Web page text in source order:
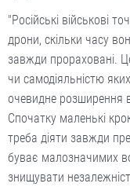
"Російські військові
дрони, скільки часу
завжди прораховані.
чи самодіяльністю
очевидне розширення
Спочатку маленькі
треба діяти завжди
буває малозначимих
знищувати